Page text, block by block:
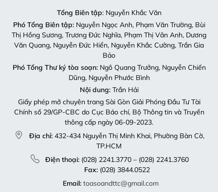
Tổng Biên tập: Nguyễn Khắc Văn
Phó Tổng Biên tập:Nguyễn Ngọc Anh, Phạm Văn Trường, Bùi
Thị Hồng Sương, Trương Đức Nghĩa, Phạm Thị Vân Anh, Dương
Văn Quang, Nguyễn Đức Hiển, Nguyễn Khắc Cường, Trần Gia
Bảo
Phó Tổng Thư ký tòa soạn:Ngô Quang Trưởng, Nguyễn Chiến
Dũng, Nguyễn Phước Bình
Nội dung:Trần Hải
Giấy phép mở chuyên trang Sài Gòn Giải Phóng Đầu Tư Tài
Chính số 29/GP-CBC do Cục Báo chí, Bộ Thông tin và Truyền
thông cấp ngày 06-09-2023.
Địa chỉ: 432-434 Nguyễn Thị Minh Khai, Phường Bàn Cờ,
TP.HCM
Điện thoại:(028) 2241.3770 – (028) 2241.3760
Fax:(028) 3844.0522
Email: toasoandttc@gmail.com